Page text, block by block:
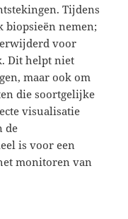
Tijdens
biopsieën nemen;
voor
Dit helpt niet
maar ook om
die soortgelijke
visualisatie
de
is voor een
monitoren van